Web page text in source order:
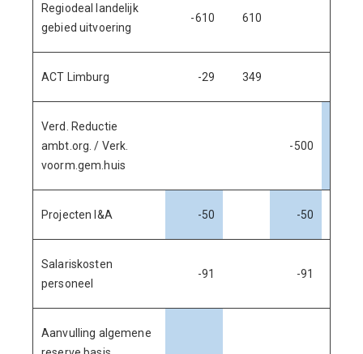
Regiodeal landelijk
gebied uitvoering
-610 610
ACT Limburg -29 349
Verd. Reductie
ambt.org. / Verk.
voorm.gem.huis
-500
Projecten I&A -50 -50
Salariskosten
personeel
-91 -91
Aanvulling algemene